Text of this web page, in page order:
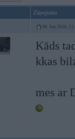
Ziņojums
06. Jun 2010,
Kāds
kkas
mes ar